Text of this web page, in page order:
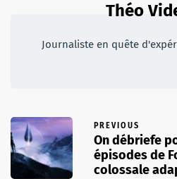
Théo
Journaliste en quête
PREVIOUS
On débriefe
épisodes de
colossale